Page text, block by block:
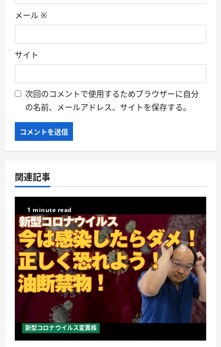
メール ※
サイト
次回のコメントで使用するためブラウザーに自分
の名前、メールアドレス、サイトを保存する。
関連記事
1 minute read
新型コロナウイルス変異株